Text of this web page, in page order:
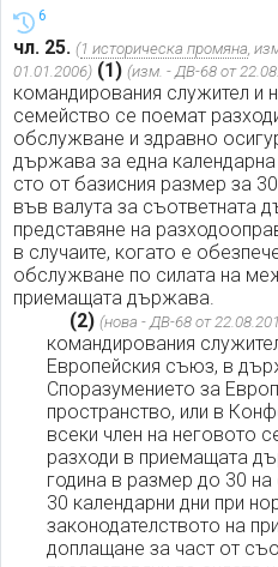
6
чл. 25. (1 историческа промяна,
01.01.2006) (1) (изм. - ДВ-68 от
командирования служител и
семейство се поемат
обслужване и здравно
държава за една
сто от базисния размер за
във валута за съответната
представяне на
в случаите, когато е
обслужване по силата на
приемащата държава.
(2) (нова - ДВ-68 от
командирования
Европейския съюз, в
Споразумението за
пространство, или в
всеки член на неговото
разходи в приемащата
година в размер до 30
30 календарни дни при
законодателството на
доплащане за част от